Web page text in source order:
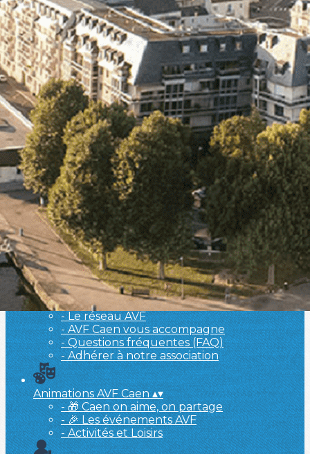
Exporter les lignes sélectionnées
Exporter toutes les colonnes
Exporter uniquement les colonnes affichées
Menu
Ajoutez un logo, un bouton, des réseaux sociaux
Cliquez pour éditer
L'association ▴▾
- L'association
- Brochure
- L'équipe
- Sponsors
- Nos autres partenaires
Nouvel arrivant ▴▾
- Le réseau AVF
- AVF Caen vous accompagne
- Questions fréquentes (FAQ)
- Adhérer à notre association
Animations AVF Caen▴▾
- 🎁 Caen on aime, on partage
- 🎉 Les événements AVF
- Activités et Loisirs